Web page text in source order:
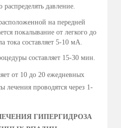
Декомпенсация
и других органов и систем
ритма, наличие
ритма сердца. Беременность.
электрического тока.
ЗАБОЛЕВАНИЙ СТОП И
КИСТЕЙ